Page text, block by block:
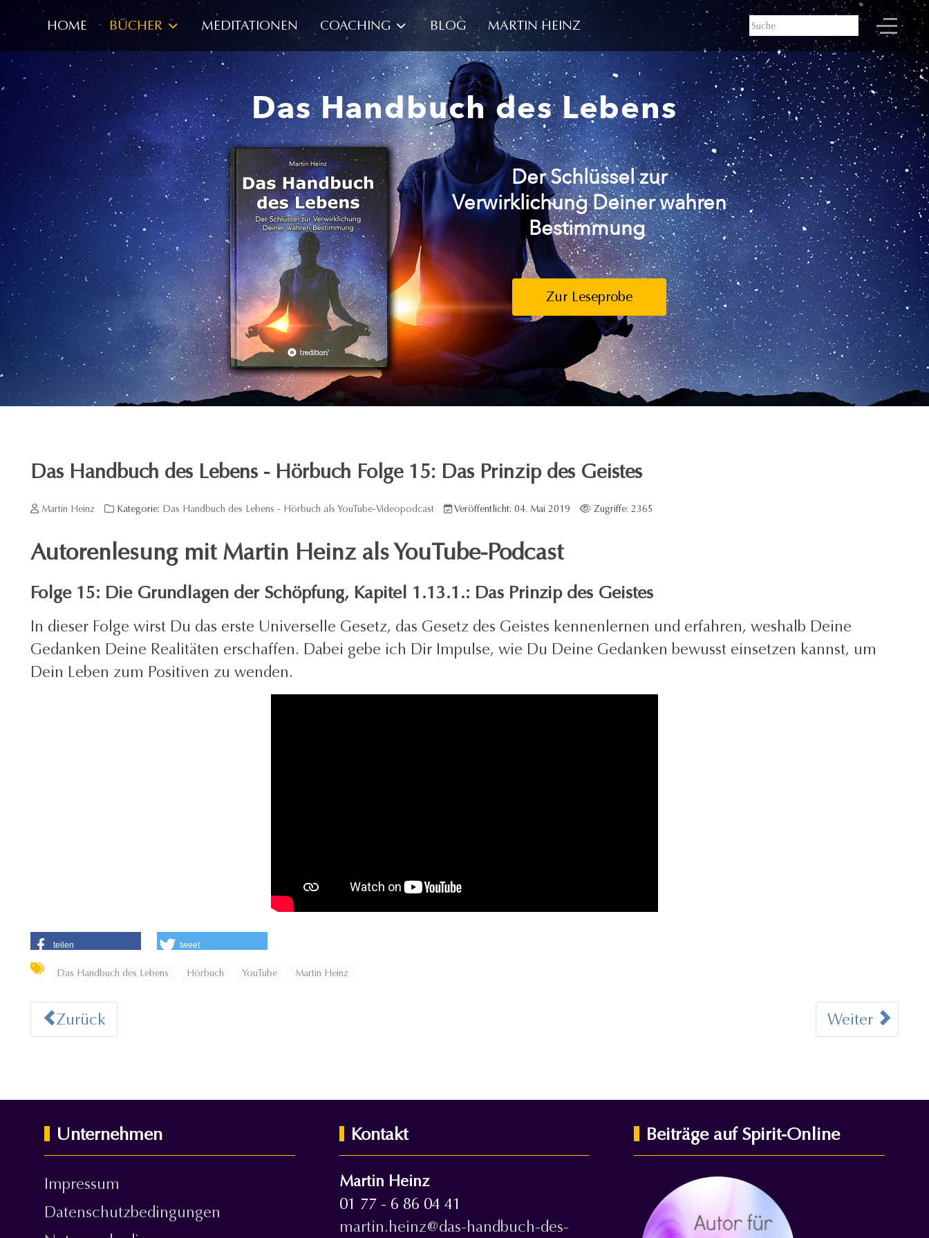
HOME BÜCHER MEDITATIONEN COACHING BLOG MARTIN HEINZ
Das Handbuch des Lebens
Der Schlüssel zur
Verwirklichung Deiner wahren
Bestimmung
Zur Leseprobe
Das Handbuch des Lebens - Hörbuch Folge 15: Das Prinzip des Geistes
Martin Heinz Kategorie: Das Handbuch des Lebens - Hörbuch als YouTube-Videopodcast Veröffentlicht: 04. Mai 2019 Zugriffe: 2365
Autorenlesung mit Martin Heinz als YouTube-Podcast
Folge 15: Die Grundlagen der Schöpfung, Kapitel 1.13.1.: Das Prinzip des Geistes
In dieser Folge wirst Du das erste Universelle Gesetz, das Gesetz des Geistes kennenlernen und erfahren, weshalb Deine
Gedanken Deine Realitäten erschaffen. Dabei gebe ich Dir Impulse, wie Du Deine Gedanken bewusst einsetzen kannst, um
Dein Leben zum Positiven zu wenden.
teilen tweet
Das Handbuch des Lebens Hörbuch YouTube Martin Heinz
Zurück Weiter
Unternehmen
Impressum
Datenschutzbedingungen
Kontakt
Martin Heinz
01 77 - 6 86 04 41
martin.heinz@das-handbuch-des-
Beiträge auf Spirit-Online